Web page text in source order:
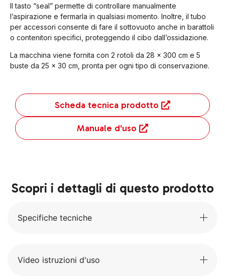
Il tasto “seal” permette di controllare manualmente
l’aspirazione e fermarla in qualsiasi momento. Inoltre, il tubo
per accessori consente di fare il sottovuoto anche in barattoli
o contenitori specifici, proteggendo il cibo dall’ossidazione.
La macchina viene fornita con 2 rotoli da 28 x 300 cm e 5
buste da 25 x 30 cm, pronta per ogni tipo di conservazione.
Scheda tecnica prodotto
Manuale d'uso
Scopri i dettagli di questo prodotto
Specifiche tecniche
Video istruzioni d'uso